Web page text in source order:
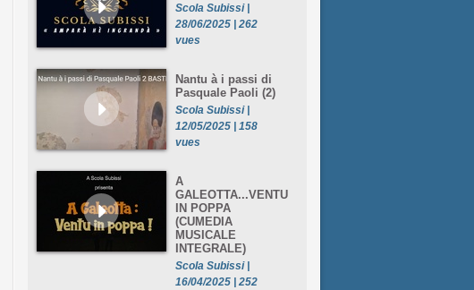
Scola Subissi |
28/06/2025 | 262
vues
Nantu à i passi di
Pasquale Paoli (2)
Scola Subissi |
12/05/2025 | 158
vues
A
GALEOTTA...VENTU
IN POPPA
(CUMEDIA
MUSICALE
INTEGRALE)
Scola Subissi |
16/04/2025 | 252